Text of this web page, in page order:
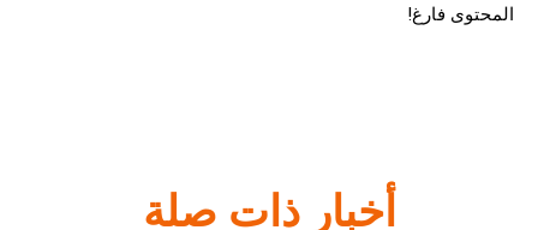
المحتوى فارغ!
أخبار ذات صلة